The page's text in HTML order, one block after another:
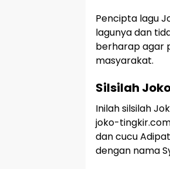
Pencipta lagu
lagunya dan
berharap agar
masyarakat.
Silsilah
Inilah silsilah
joko-
dan cucu
dengan nama